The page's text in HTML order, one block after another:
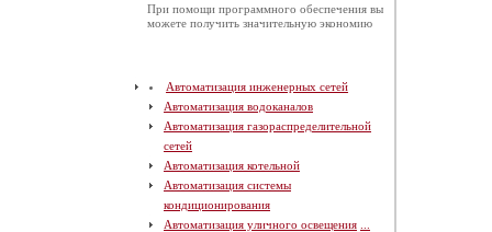
При помощи программного обеспечения вы
можете получить значительную экономию
Автоматизация инженерных сетей
Автоматизация водоканалов
Автоматизация газораспределительной
сетей
Автоматизация котельной
Автоматизация системы
кондиционирования
Автоматизация уличного освещения